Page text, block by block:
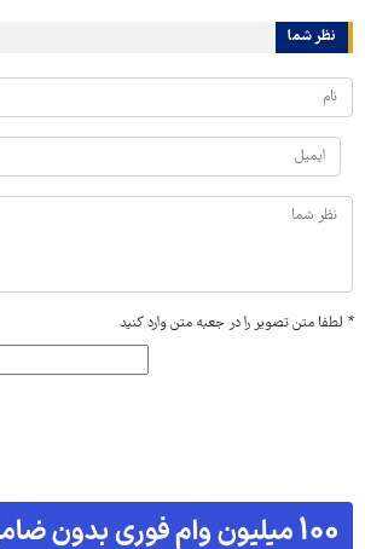
نظر شما
* لطفا متن تصویر را در جعبه متن وارد کنید